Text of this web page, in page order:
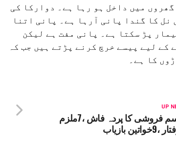
میں داخل ہو رہا ہے۔ دوارکا کی
کا گندا پانی آرہا ہے۔ پانی اتنا
پڑ سکتا ہے۔ پانی مفت ہے لیکن
کے لیے پیسے خرچ کرنے پڑتے ہیں جب کہ
کا ہے۔
UP
جسم فروشی کا پردہ فاش ،7ملزم
بازیاب